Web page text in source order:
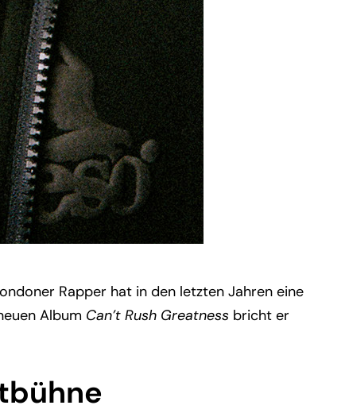
Rapper hat in den letzten Jahren eine
Album Can’t Rush Greatness bricht er